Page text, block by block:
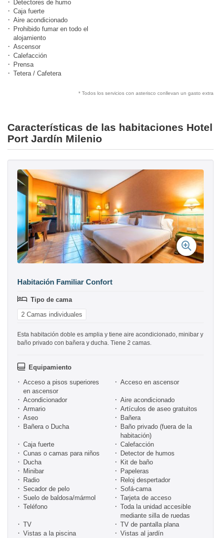
Detectores de humo
Caja fuerte
Aire acondicionado
Prohibido fumar en todo el
alojamiento
Ascensor
Calefacción
Prensa
Tetera / Cafetera
* Todos los servicios con asterisco conllevan un gasto extra
Características de las habitaciones Hotel
Port Jardín Milenio
Habitación Familiar Confort
Tipo de cama
2 Camas individuales
Esta habitación doble es amplia y tiene aire acondicionado, minibar y
baño privado con bañera y ducha. Tiene 2 camas.
Equipamiento
Acceso a pisos superiores
en ascensor
Acceso en ascensor
Acondicionador
Aire acondicionado
Armario
Artículos de aseo gratuitos
Aseo
Bañera
Bañera o Ducha
Baño privado (fuera de la
habitación)
Caja fuerte
Calefacción
Cunas o camas para niños
Detector de humos
Ducha
Kit de baño
Minibar
Papeleras
Radio
Reloj despertador
Secador de pelo
Sofá-cama
Suelo de baldosa/mármol
Tarjeta de acceso
Teléfono
Toda la unidad accesible
mediante silla de ruedas
TV
TV de pantalla plana
Vistas a la piscina
Vistas al jardín